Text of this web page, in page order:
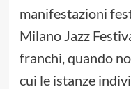
manifestazioni
Milano Jazz
franchi, quando
cui le istanze